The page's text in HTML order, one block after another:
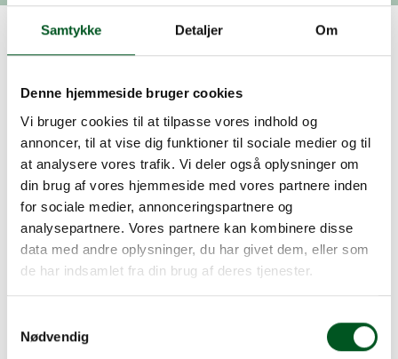
Samtykke Detaljer Om
Denne hjemmeside bruger cookies
Vi bruger cookies til at tilpasse vores indhold og
annoncer, til at vise dig funktioner til sociale medier og til
at analysere vores trafik. Vi deler også oplysninger om
din brug af vores hjemmeside med vores partnere inden
for sociale medier, annonceringspartnere og
analysepartnere. Vores partnere kan kombinere disse
data med andre oplysninger, du har givet dem, eller som
de har indsamlet fra din brug af deres tjenester.
Nødvendig
Medlemsmøde på
Sparresholm Gods med
kulturminister Mette Bock
Vi sætter på dette medlemsmøde fokus på
udviklingen af privatejede fredede og
bevaringsværdige bygninger, hvor tiden er løbet fra
deres oprindelige funktion. Mange steder søger
ejeren, at få udviklet ejendommen på en
meningsfuld måde med respekt for bygningernes
kulturmæssige værdi. Vi sætter fokus på
muligheder og udfordringer sammen med
Bock.